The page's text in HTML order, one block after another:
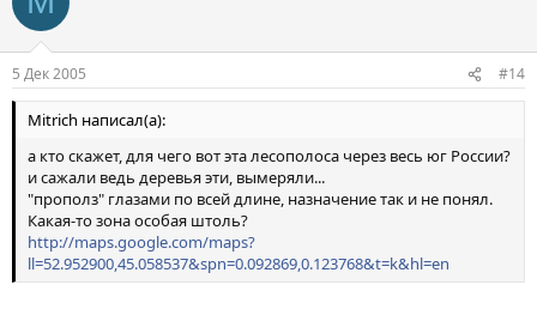
5 Дек 2005 #14
Mitrich написал(а):
а кто скажет, для чего вот эта лесополоса через весь юг России?
и сажали ведь деревья эти, вымеряли...
"прополз" глазами по всей длине, назначение так и не понял.
Какая-то зона особая штоль?
http://maps.google.com/maps?
ll=52.952900,45.058537&spn=0.092869,0.123768&t=k&hl=en